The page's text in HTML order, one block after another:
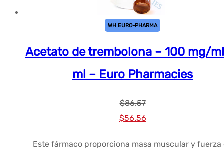
WH EURO-PHARMA
Acetato de trembolona – 100 mg/
ml – Euro Pharmacies
$86.57
El
original
$56.56El
actual
Este fármaco proporciona masa muscular y fuerza